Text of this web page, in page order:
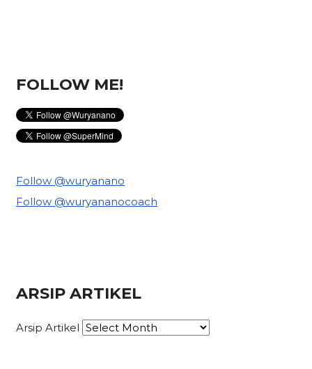
FOLLOW ME!
Follow @wuryanano
Follow @wuryananocoach
ARSIP ARTIKEL
Arsip Artikel